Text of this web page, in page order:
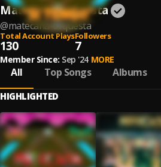
Matecaña Orquesta
@matecana-orquesta
Total Account Plays
130
Followers
7
Member Since: Sep '24 MORE
All Top Songs Albums
HIGHLIGHTED